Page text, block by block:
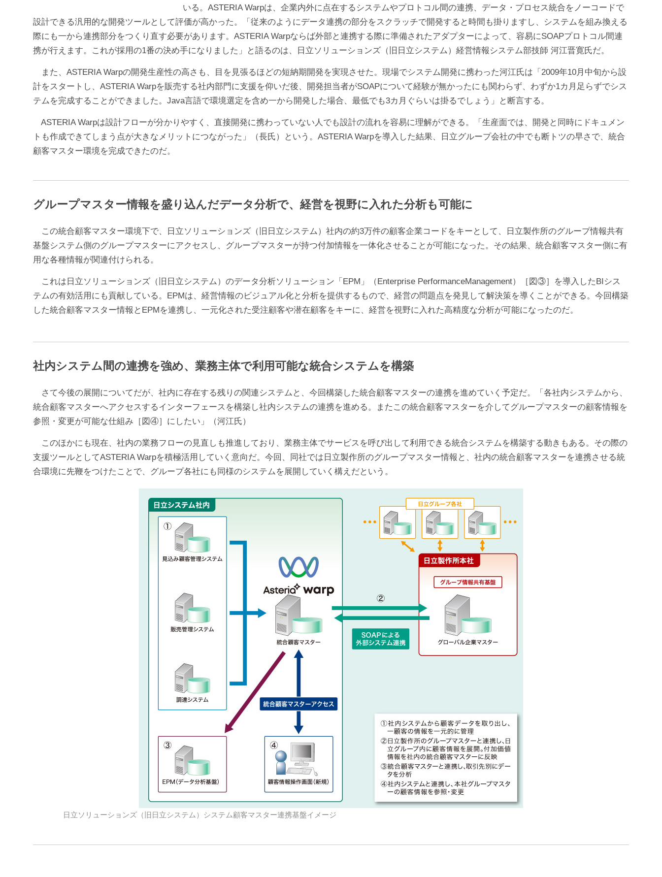
いる。ASTERIA Warpは、企業内外に点在するシステムやプロトコル間の連携、データ・プロセス統合をノーコードで
設計できる汎用的な開発ツールとして評価が高かった。「従来のようにデータ連携の部分をスクラッチで開発すると時間も掛りますし、システムを組み換える
際にも一から連携部分をつくり直す必要があります。ASTERIA Warpならば外部と連携する際に準備されたアダプターによって、容易にSOAPプロトコル間連
携が行えます。これが採用の1番の決め手になりました」と語るのは、日立ソリューションズ（旧日立システム）経営情報システム部技師 河江晋寛氏だ。
また、ASTERIA Warpの開発生産性の高さも、目を見張るほどの短納期開発を実現させた。現場でシステム開発に携わった河江氏は「2009年10月中旬から設
計をスタートし、ASTERIA Warpを販売する社内部門に支援を仰いだ後、開発担当者がSOAPについて経験が無かったにも関わらず、わずか1カ月足らずでシス
テムを完成することができました。Java言語で環境選定を含め一から開発した場合、最低でも3カ月ぐらいは掛るでしょう」と断言する。
ASTERIA Warpは設計フローが分かりやすく、直接開発に携わっていない人でも設計の流れを容易に理解ができる。「生産面では、開発と同時にドキュメン
トも作成できてしまう点が大きなメリットにつながった」（長氏）という。ASTERIA Warpを導入した結果、日立グループ会社の中でも断トツの早さで、統合
顧客マスター環境を完成できたのだ。
グループマスター情報を盛り込んだデータ分析で、経営を視野に入れた分析も可能に
この統合顧客マスター環境下で、日立ソリューションズ（旧日立システム）社内の約3万件の顧客企業コードをキーとして、日立製作所のグループ情報共有
基盤システム側のグループマスターにアクセスし、グループマスターが持つ付加情報を一体化させることが可能になった。その結果、統合顧客マスター側に有
用な各種情報が関連付けられる。
これは日立ソリューションズ（旧日立システム）のデータ分析ソリューション「EPM」（Enterprise PerformanceManagement）［図③］を導入したBIシス
テムの有効活用にも貢献している。EPMは、経営情報のビジュアル化と分析を提供するもので、経営の問題点を発見して解決策を導くことができる。今回構築
した統合顧客マスター情報とEPMを連携し、一元化された受注顧客や潜在顧客をキーに、経営を視野に入れた高精度な分析が可能になったのだ。
社内システム間の連携を強め、業務主体で利用可能な統合システムを構築
さて今後の展開についてだが、社内に存在する残りの関連システムと、今回構築した統合顧客マスターの連携を進めていく予定だ。「各社内システムから、
統合顧客マスターへアクセスするインターフェースを構築し社内システムの連携を進める。またこの統合顧客マスターを介してグループマスターの顧客情報を
参照・変更が可能な仕組み［図④］にしたい」（河江氏）
このほかにも現在、社内の業務フローの見直しも推進しており、業務主体でサービスを呼び出して利用できる統合システムを構築する動きもある。その際の
支援ツールとしてASTERIA Warpを積極活用していく意向だ。今回、同社では日立製作所のグループマスター情報と、社内の統合顧客マスターを連携させる統
合環境に先鞭をつけたことで、グループ各社にも同様のシステムを展開していく構えだという。
日立ソリューションズ（旧日立システム）システム顧客マスター連携基盤イメージ